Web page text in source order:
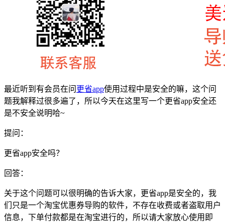
最近听到有会员在问 更省app使用过程中是安全的嘛，这个问
题我解释过很多遍了，所以今天在这里写一个更省app安全还
是不安全说明哈~
提问：
更省app安全吗？
回答：
关于这个问题可以很明确的告诉大家，更省app是安全的，我
们只是一个淘宝优惠券导购的软件，不存在收费或者盗取用户
信息，下单付款都是在淘宝进行的，所以请大家放心使用即